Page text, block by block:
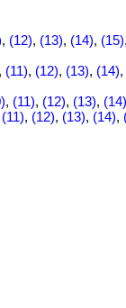
, (12), (13), (14), (15)
, (11), (12), (13), (14),
, (11), (12), (13), (14)
(11), (12), (13), (14),